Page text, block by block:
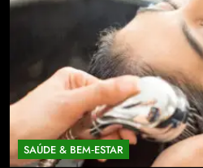
SAÚDE & BEM‑ESTAR